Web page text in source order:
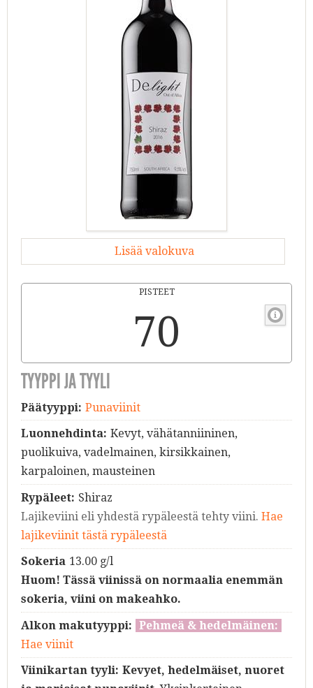
Lisää valokuva
PISTEET
70
TYYPPI JA TYYLI
Päätyyppi: Punaviinit
Luonnehdinta: Kevyt, vähätanniininen,
puolikuiva, vadelmainen, kirsikkainen,
karpaloinen, mausteinen
Rypäleet: Shiraz
Lajikeviini eli yhdestä rypäleestä tehty viini. Hae
lajikeviinit tästä rypäleestä
Sokeria 13.00 g/l
Huom! Tässä viinissä on normaalia enemmän
sokeria, viini on makeahko.
Alkon makutyyppi: Pehmeä & hedelmäinen:
Hae viinit
Viinikartan tyyli: Kevyet, hedelmäiset, nuoret